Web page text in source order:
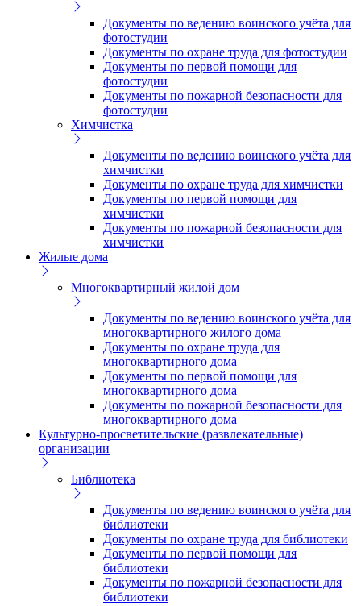
Документы по ведению воинского учёта для
фотостудии
Документы по охране труда для фотостудии
Документы по первой помощи для
фотостудии
Документы по пожарной безопасности для
фотостудии
Химчистка
Документы по ведению воинского учёта для
химчистки
Документы по охране труда для химчистки
Документы по первой помощи для
химчистки
Документы по пожарной безопасности для
химчистки
Жилые дома
Многоквартирный жилой дом
Документы по ведению воинского учёта для
многоквартирного жилого дома
Документы по охране труда для
многоквартирного дома
Документы по первой помощи для
многоквартирного дома
Документы по пожарной безопасности для
многоквартирного дома
Культурно-просветительские (развлекательные)
организации
Библиотека
Документы по ведению воинского учёта для
библиотеки
Документы по охране труда для библиотеки
Документы по первой помощи для
библиотеки
Документы по пожарной безопасности для
библиотеки